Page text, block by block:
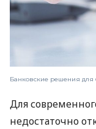
Банковские решения
Для
недостаточно